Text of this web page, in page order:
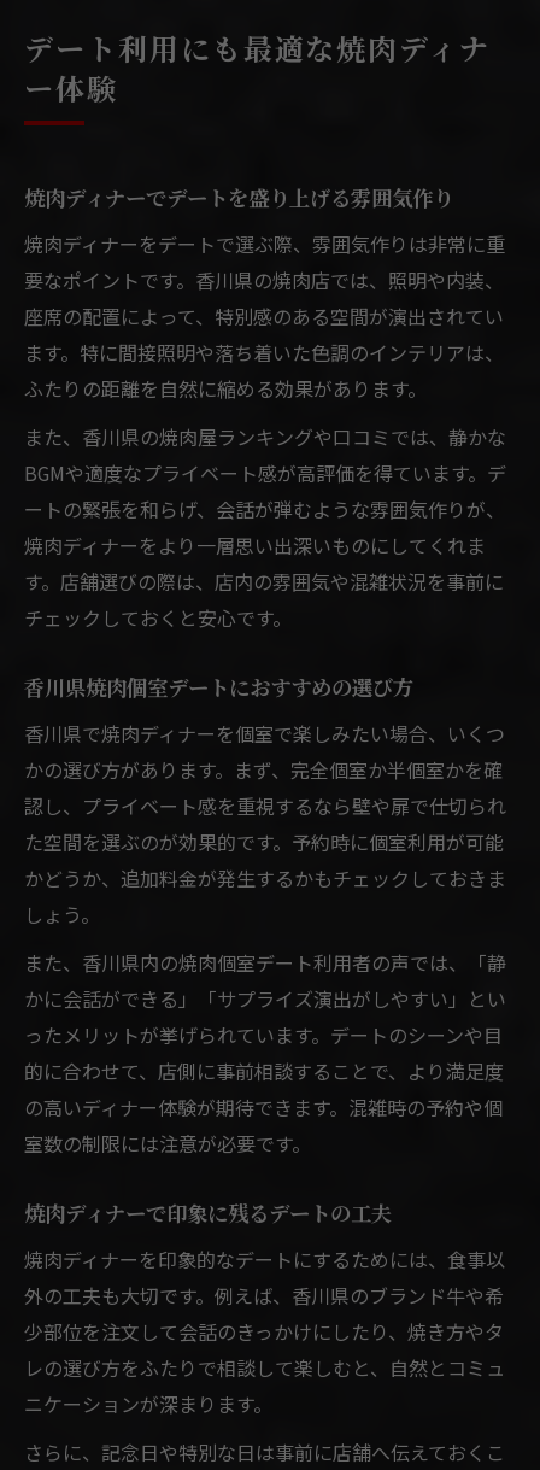
デート利用にも最適な焼肉ディナ
ー体験
焼肉ディナーでデートを盛り上げる雰囲気作り
焼肉ディナーをデートで選ぶ際、雰囲気作りは非常に重
要なポイントです。香川県の焼肉店では、照明や内装、
座席の配置によって、特別感のある空間が演出されてい
ます。特に間接照明や落ち着いた色調のインテリアは、
ふたりの距離を自然に縮める効果があります。
また、香川県の焼肉屋ランキングや口コミでは、静かな
BGMや適度なプライベート感が高評価を得ています。デ
ートの緊張を和らげ、会話が弾むような雰囲気作りが、
焼肉ディナーをより一層思い出深いものにしてくれま
す。店舗選びの際は、店内の雰囲気や混雑状況を事前に
チェックしておくと安心です。
香川県焼肉個室デートにおすすめの選び方
香川県で焼肉ディナーを個室で楽しみたい場合、いくつ
かの選び方があります。まず、完全個室か半個室かを確
認し、プライベート感を重視するなら壁や扉で仕切られ
た空間を選ぶのが効果的です。予約時に個室利用が可能
かどうか、追加料金が発生するかもチェックしておきま
しょう。
また、香川県内の焼肉個室デート利用者の声では、「静
かに会話ができる」「サプライズ演出がしやすい」とい
ったメリットが挙げられています。デートのシーンや目
的に合わせて、店側に事前相談することで、より満足度
の高いディナー体験が期待できます。混雑時の予約や個
室数の制限には注意が必要です。
焼肉ディナーで印象に残るデートの工夫
焼肉ディナーを印象的なデートにするためには、食事以
外の工夫も大切です。例えば、香川県のブランド牛や希
少部位を注文して会話のきっかけにしたり、焼き方やタ
レの選び方をふたりで相談して楽しむと、自然とコミュ
ニケーションが深まります。
さらに、記念日や特別な日は事前に店舗へ伝えておくこ